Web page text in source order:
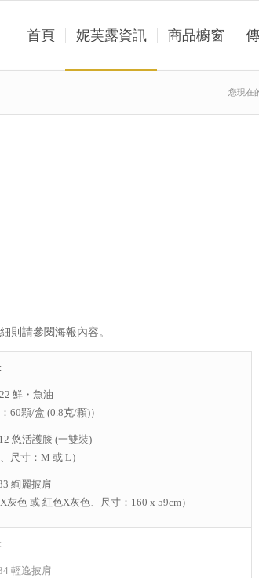
首頁 妮芙露資訊 商品櫥窗
您現在
則請參閱海報內容。
鮮・魚油
：60顆/盒 (0.8克/顆)）
悠活護膝 (一雙裝)
、尺寸：M 或 L）
絢麗披肩
X灰色 或 紅色X灰色、尺寸：160 x 59cm）
輕逸披肩